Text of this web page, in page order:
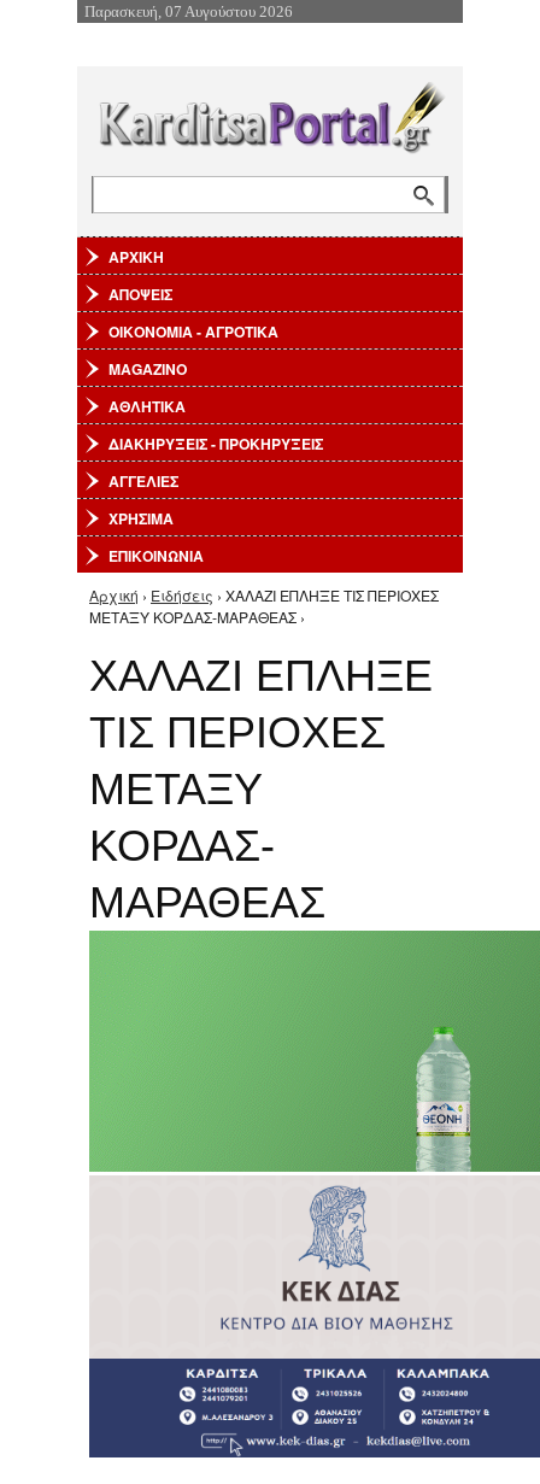
Επιστροφή στην Πλοήγηση
Παρασκευή, 07 Αυγούστου 2026
ΑΡΧΙΚΗ
ΑΠΟΨΕΙΣ
ΟΙΚΟΝΟΜΙΑ - ΑΓΡΟΤΙΚΑ
MAGAZINO
ΑΘΛΗΤΙΚΑ
ΔΙΑΚΗΡΥΞΕΙΣ - ΠΡΟΚΗΡΥΞΕΙΣ
ΑΓΓΕΛΙΕΣ
ΧΡΗΣΙΜΑ
ΕΠΙΚΟΙΝΩΝΙΑ
Είστε εδώ
Αρχική › Ειδήσεις › ΧΑΛΑΖΙ ΕΠΛΗΞΕ ΤΙΣ ΠΕΡΙΟΧΕΣ
ΜΕΤΑΞΥ ΚΟΡΔΑΣ-ΜΑΡΑΘΕΑΣ ›
ΧΑΛΑΖΙ ΕΠΛΗΞΕ
ΤΙΣ ΠΕΡΙΟΧΕΣ
ΜΕΤΑΞΥ
ΚΟΡΔΑΣ-
ΜΑΡΑΘΕΑΣ